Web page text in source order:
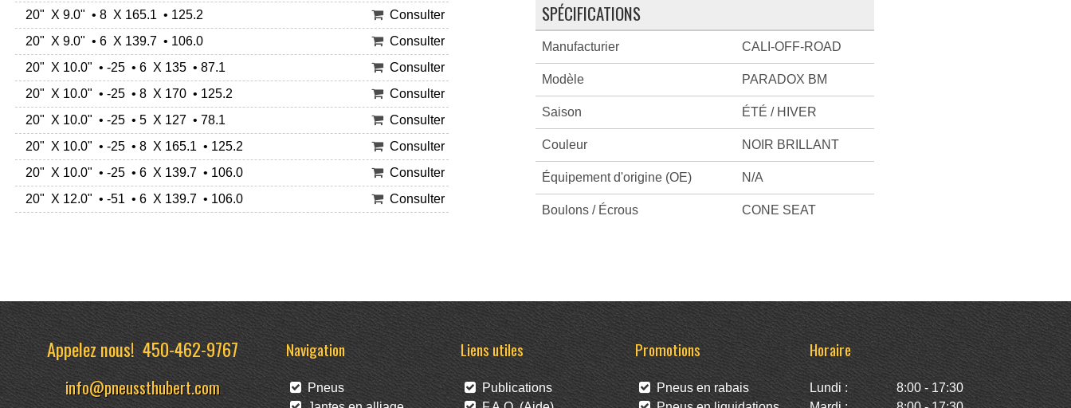
20" X 9.0" • 8 X 165.1 • 125.2
Consulter
20" X 9.0" • 6 X 139.7 • 106.0
Consulter
20" X 10.0" • -25 • 6 X 135 • 87.1
Consulter
20" X 10.0" • -25 • 8 X 170 • 125.2
Consulter
20" X 10.0" • -25 • 5 X 127 • 78.1
Consulter
20" X 10.0" • -25 • 8 X 165.1 • 125.2
Consulter
20" X 10.0" • -25 • 6 X 139.7 • 106.0
Consulter
20" X 12.0" • -51 • 6 X 139.7 • 106.0
Consulter
SPÉCIFICATIONS
Manufacturier CALI-OFF-ROAD
Modèle PARADOX BM
Saison ÉTÉ / HIVER
Couleur NOIR BRILLANT
Équipement d'origine (OE) N/A
Boulons / Écrous CONE SEAT
Appelez nous!450-462-9767
info@pneussthubert.com
Navigation
Pneus
Liens utiles
Publications
Promotions
Pneus en rabais
Horaire
Lundi :
8:00 - 17:30